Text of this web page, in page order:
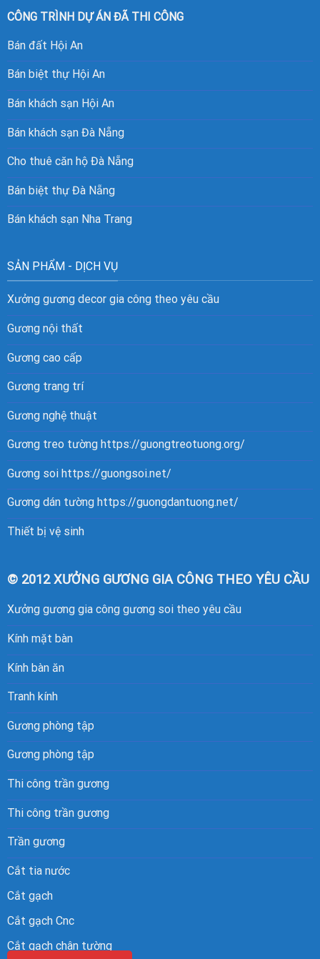
CÔNG TRÌNH DỰ ÁN ĐÃ THI CÔNG
Bán đất Hội An
Bán biệt thự Hội An
Bán khách sạn Hội An
Bán khách sạn Đà Nẵng
Cho thuê căn hộ Đà Nẵng
Bán biệt thự Đà Nẵng
Bán khách sạn Nha Trang
SẢN PHẨM - DỊCH VỤ
Xưởng gương decor gia công theo yêu cầu
Gương nội thất
Gương cao cấp
Gương trang trí
Gương nghệ thuật
Gương treo tường https://guongtreotuong.org/
Gương soi https://guongsoi.net/
Gương dán tường https://guongdantuong.net/
Thiết bị vệ sinh
© 2012 XƯỞNG GƯƠNG GIA CÔNG THEO YÊU CẦU
Xưởng gương gia công gương soi theo yêu cầu
Kính mặt bàn
Kính bàn ăn
Tranh kính
Gương phòng tập
Gương phòng tập
Thi công trần gương
Thi công trần gương
Trần gương
Cắt tia nước
Cắt gạch
Cắt gạch Cnc
Cắt gạch chân tường